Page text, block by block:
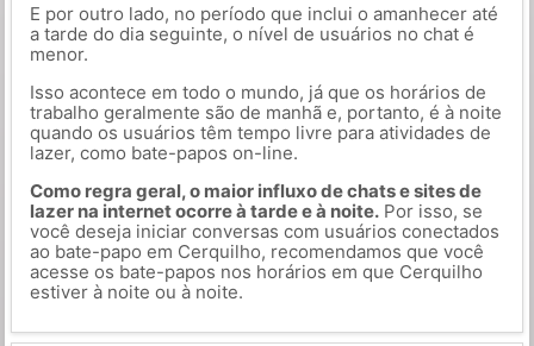
E por outro lado, no período que inclui o amanhecer até
a tarde do dia seguinte, o nível de usuários no chat é
menor.
Isso acontece em todo o mundo, já que os horários de
trabalho geralmente são de manhã e, portanto, é à noite
quando os usuários têm tempo livre para atividades de
lazer, como bate-papos on-line.
Como regra geral, o maior influxo de chats e sites de
lazer na internet ocorre à tarde e à noite.Por isso, se
você deseja iniciar conversas com usuários conectados
ao bate-papo em Cerquilho, recomendamos que você
acesse os bate-papos nos horários em que Cerquilho
estiver à noite ou à noite.